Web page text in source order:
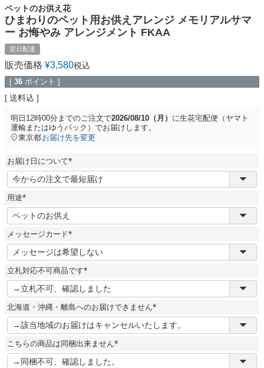
ペットのお供え花
ひまわりのペット用お供えアレンジ メモリアルサマ
ー お悔やみ アレンジメント FKAA
翌日配達
販売価格 ¥3,580税込
[ 36 ポイント ]
送料込
明日 12時00分 までのご注文で2026/08/10（月） に生花宅配便（ヤマト
運輸またはゆうパック） でお届けします。
東京都お届け先を変更
お届け日について
(
必
須
用途
(
必
須
)
メッセージカード
(
必
須
立札対応不可商品です
(
必
須
)
北海道・沖縄・離島へのお届けできません
(
必
須
こちらの商品は同梱出来ません
(